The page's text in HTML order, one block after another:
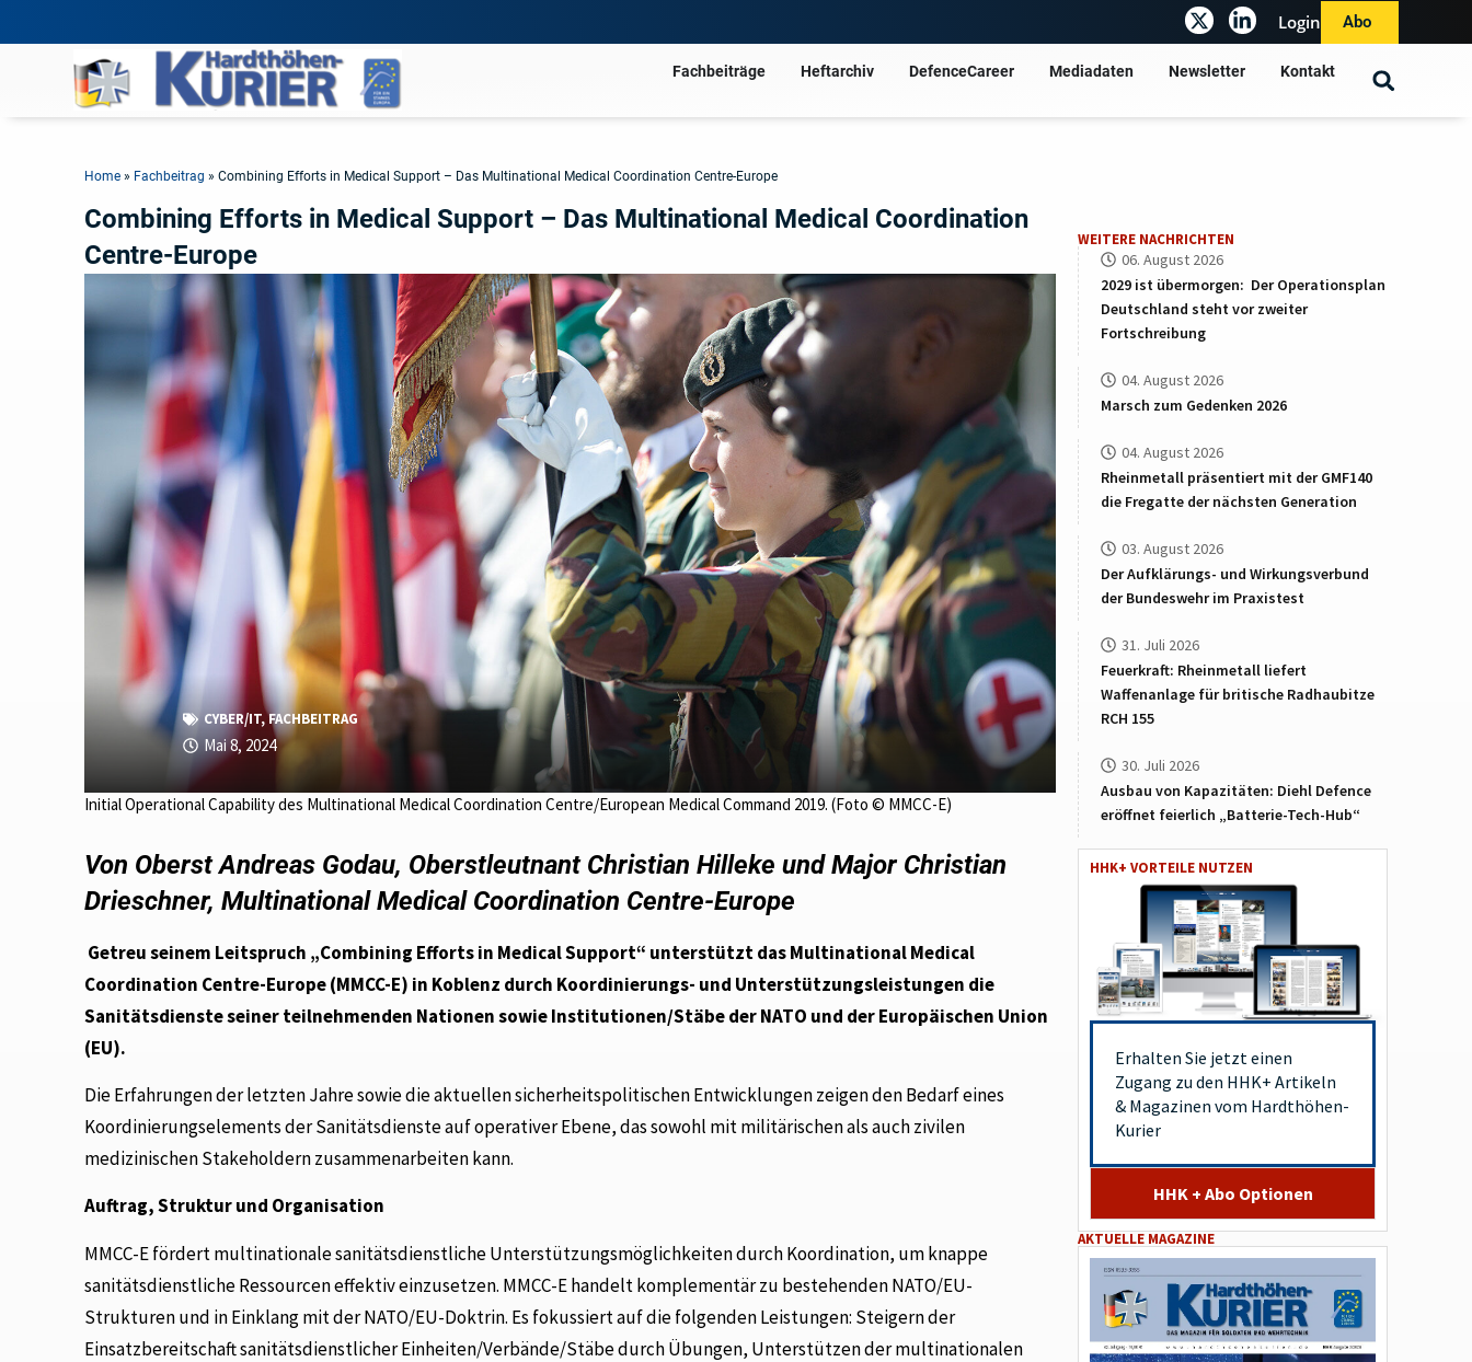
Login Abo
Fachbeiträge Heftarchiv DefenceCareer Mediadaten Newsletter Kontakt
Home » Fachbeitrag »Combining Efforts in Medical Support – Das Multinational Medical Coordination Centre-Europe
Combining Efforts in Medical Support – Das Multinational Medical Coordination
Centre-Europe
CYBER/IT,FACHBEITRAG
Mai 8, 2024
Initial Operational Capability des Multinational Medical Coordination Centre/European Medical Command 2019. (Foto © MMCC-E)
Von Oberst Andreas Godau, Oberstleutnant Christian Hilleke und Major Christian
Drieschner, Multinational Medical Coordination Centre-Europe
Getreu seinem Leitspruch „Combining Efforts in Medical Support“ unterstützt das Multinational Medical
Coordination Centre-Europe (MMCC-E) in Koblenz durch Koordinierungs- und Unterstützungsleistungen die
Sanitätsdienste seiner teilnehmenden Nationen sowie Institutionen/Stäbe der NATO und der Europäischen Union
(EU).
Die Erfahrungen der letzten Jahre sowie die aktuellen sicherheitspolitischen Entwicklungen zeigen den Bedarf eines
Koordinierungselements der Sanitätsdienste auf operativer Ebene, das sowohl mit militärischen als auch zivilen
medizinischen Stakeholdern zusammenarbeiten kann.
Auftrag, Struktur und Organisation
MMCC-E fördert multinationale sanitätsdienstliche Unterstützungsmöglichkeiten durch Koordination, um knappe
sanitätsdienstliche Ressourcen effektiv einzusetzen. MMCC-E handelt komplementär zu bestehenden NATO/EU-
Strukturen und in Einklang mit der NATO/EU-Doktrin. Es fokussiert auf die folgenden Leistungen: Steigern der
Einsatzbereitschaft sanitätsdienstlicher Einheiten/Verbände/Stäbe durch Übungen, Unterstützen der multinationalen
WEITERE NACHRICHTEN
06. August 2026
2029 ist übermorgen: Der Operationsplan
Deutschland steht vor zweiter
Fortschreibung
04. August 2026
Marsch zum Gedenken 2026
04. August 2026
Rheinmetall präsentiert mit der GMF140
die Fregatte der nächsten Generation
03. August 2026
Der Aufklärungs- und Wirkungsverbund
der Bundeswehr im Praxistest
31. Juli 2026
Feuerkraft: Rheinmetall liefert
Waffenanlage für britische Radhaubitze
RCH 155
30. Juli 2026
Ausbau von Kapazitäten: Diehl Defence
eröffnet feierlich „Batterie-Tech-Hub“
HHK+ VORTEILE NUTZEN
Erhalten Sie jetzt einen
Zugang zu den HHK+ Artikeln
& Magazinen vom Hardthöhen-
Kurier
HHK + Abo Optionen
AKTUELLE MAGAZINE